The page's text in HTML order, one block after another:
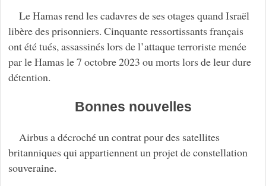
Le Hamas rend les cadavres de ses otages quand Israël
libère des prisonniers. Cinquante ressortissants français
ont été tués, assassinés lors de l’attaque terroriste menée
par le Hamas le 7 octobre 2023 ou morts lors de leur dure
détention.
Bonnes nouvelles
Airbus a décroché un contrat pour des satellites
britanniques qui appartiennent un projet de constellation
souveraine.